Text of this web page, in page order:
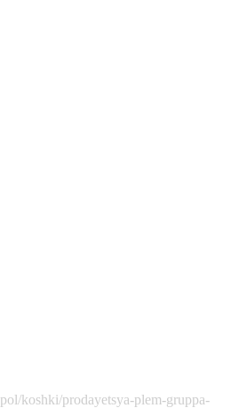
koshki/prodayetsya-plem-gruppa-